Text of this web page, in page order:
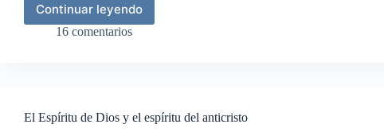
Continuar leyendo
Hijos
de
16 comentarios
El Espíritu de Dios y el espíritu del anticristo